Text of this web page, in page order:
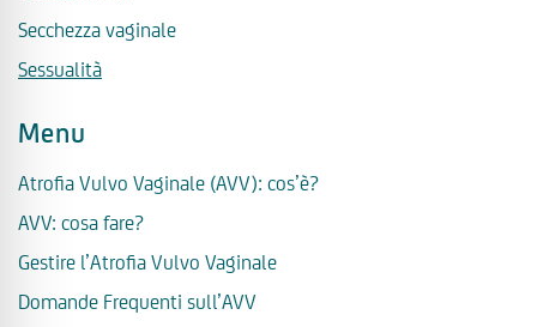
Secchezza vaginale
Sessualità
Menu
Atrofia Vulvo Vaginale (AVV): cos’è?
AVV: cosa fare?
Gestire l’Atrofia Vulvo Vaginale
Domande Frequenti sull’AVV